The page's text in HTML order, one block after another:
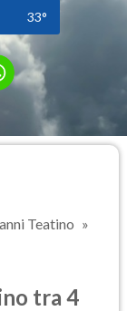
33°
Teatino
tra 4